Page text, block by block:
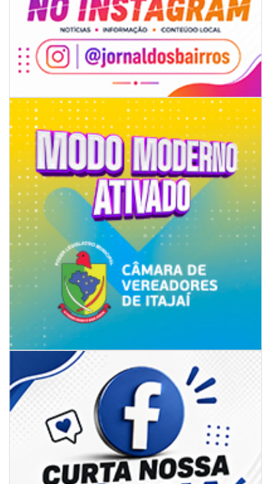
07/08/2026 | 07:00
Ambiental reforça descarte sustentável com envio de 330 quilos de
GERAL
07/08/2026 | 07:00
Jordan Hang leva estratégias de marketing e vendas ao InspiraBQ, em
Brusque
ITAPEMA